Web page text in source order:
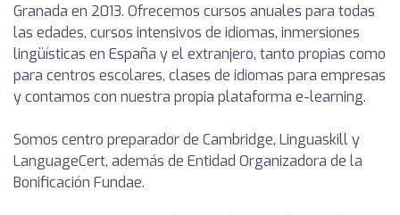
Granada en 2013. Ofrecemos cursos anuales para todas
las edades, cursos intensivos de idiomas, inmersiones
lingüísticas en España y el extranjero, tanto propias como
para centros escolares, clases de idiomas para empresas
y contamos con nuestra propia plataforma e-learning.
Somos centro preparador de Cambridge, Linguaskill y
LanguageCert, además de Entidad Organizadora de la
Bonificación Fundae.